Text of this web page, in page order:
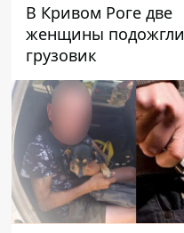
В Кривом Роге две
женщины подожгли
грузовик